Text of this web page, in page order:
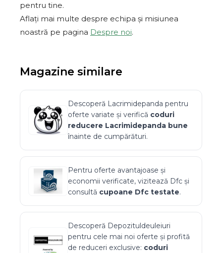
pentru tine.
Aflați mai multe despre echipa și misiunea
noastră pe pagina Despre noi.
Magazine similare
Descoperă Lacrimidepanda pentru
oferte variate și verifică coduri
reducere Lacrimidepanda bune
înainte de cumpărături.
Pentru oferte avantajoase și
economii verificate, vizitează Dfc și
consultă cupoane Dfc testate.
Descoperă Depozituldeuleiuri
pentru cele mai noi oferte și profită
de reduceri exclusive: coduri